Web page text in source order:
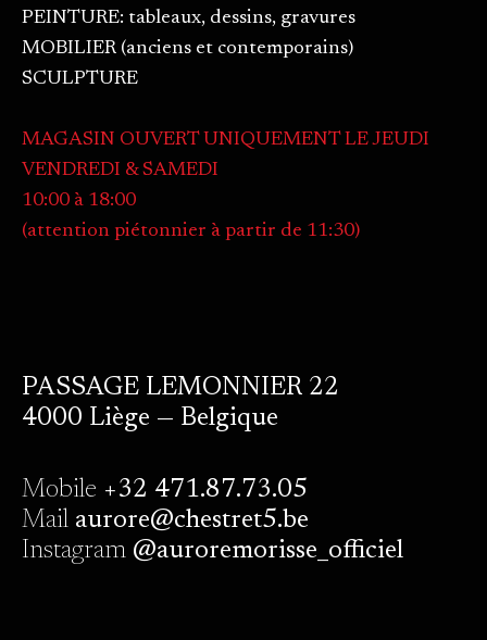
PEINTURE: tableaux, dessins, gravures
MOBILIER (anciens et contemporains)
SCULPTURE
MAGASIN OUVERT UNIQUEMENT LE JEUDI
VENDREDI & SAMEDI
10:00 à 18:00
(attention piétonnier à partir de 11:30)
PASSAGE LEMONNIER 22
4000 Liège — Belgique
Mobile +32 471.87.73.05
Mailaurore@chestret5.be
Instagram@auroremorisse_officiel